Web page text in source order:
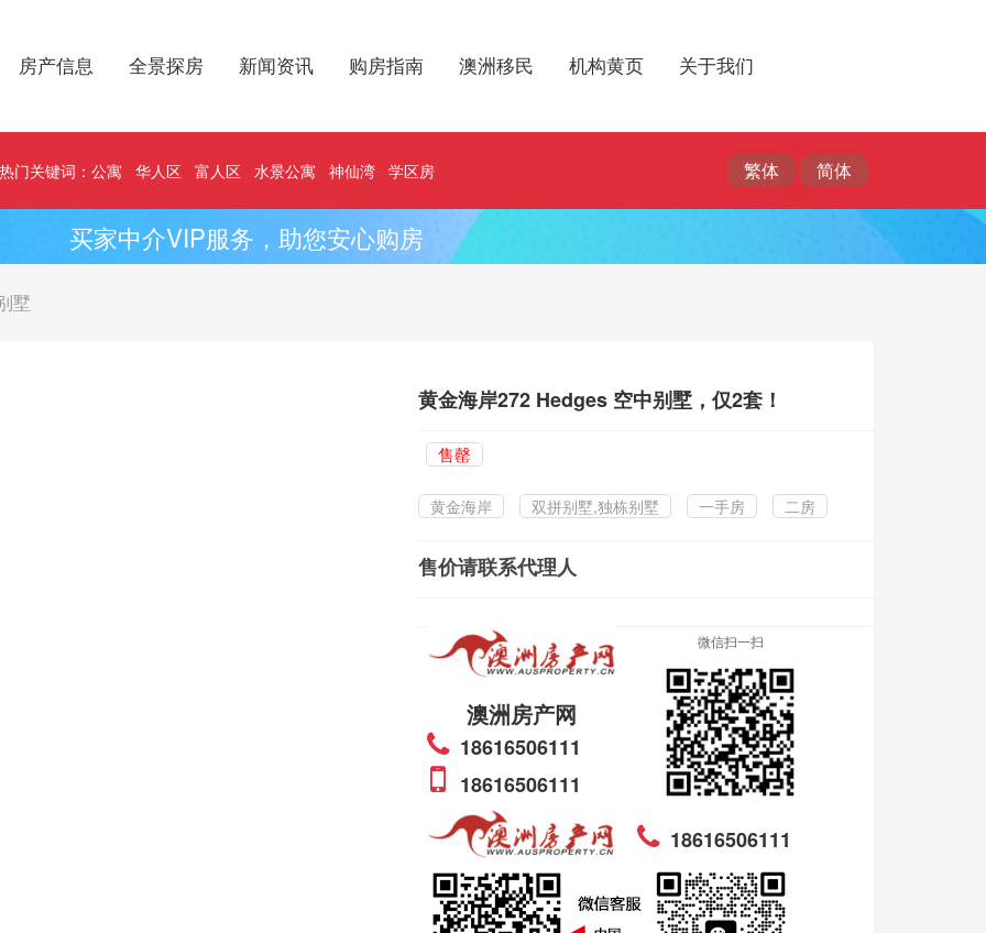
房产信息 全景探房 新闻资讯 购房指南 澳洲移民 机构黄页 关于我们
热门关键词： 公寓 华人区 富人区 水景公寓 神仙湾 学区房
买家中介VIP服务，助您安心购房
墅
黄金海岸272 Hedges 空中别墅，仅2套！
售罄
黄金海岸 双拼别墅,独栋别墅 一手房 二房
售价请联系代理人
澳洲房产网
18616506111
18616506111
微信扫一扫
18616506111